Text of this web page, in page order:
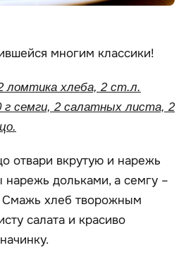
многим классики!
ломтика хлеба, 2 ст.л.
г семги, 2 салатных листа, 2
отвари вкрутую и нарежь
дольками, а семгу –
Смажь хлеб творожным
салата и красиво